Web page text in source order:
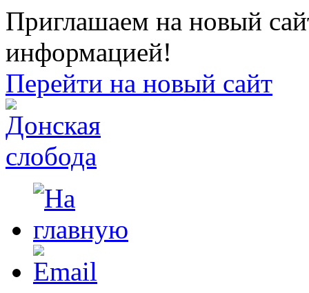
Приглашаем на новый
информацией!
Перейти на новый сайт